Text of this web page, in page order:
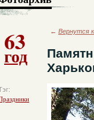
63
год
← Вернутся